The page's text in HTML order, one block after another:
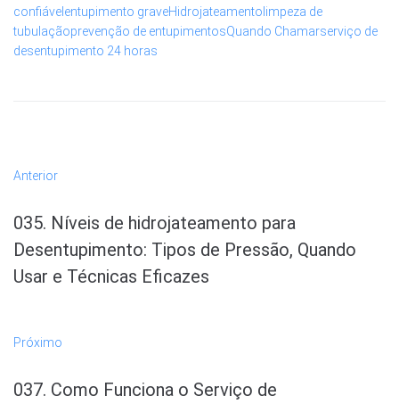
confiável entupimento graveHidrojateamento limpeza de
tubulaçãoprevenção de entupimentosQuando Chamarserviço de
desentupimento 24 horas
Anterior
035. Níveis de hidrojateamento para
Desentupimento: Tipos de Pressão, Quando
Usar e Técnicas Eficazes
Próximo
037. Como Funciona o Serviço de